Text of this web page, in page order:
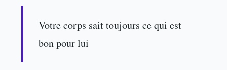
Votre corps sait toujours ce qui est
bon pour lui